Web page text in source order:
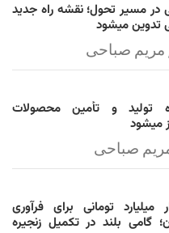
مسیر تحول؛ نقشه راه جدید
تدوین میشود
مریم صباحی
تولید و تأمین محصولات
میشود
صباحی
۲ هزار میلیارد تومانی برای فرآوری
گامی بلند در تکمیل زنجیره